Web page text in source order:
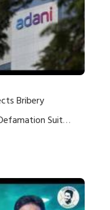
Bribery
Suit